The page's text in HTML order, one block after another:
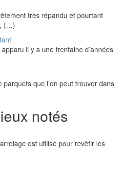
très répandu et pourtant
(…)
il y a une trentaine d’années
parquets que l'on peut trouver dans
notés
est utilisé pour revêtir les